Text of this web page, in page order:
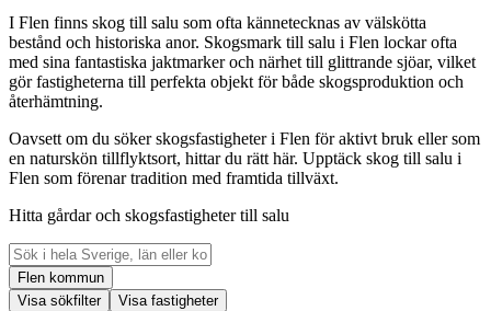
I Flen finns skog till salu som ofta kännetecknas av välskötta
bestånd och historiska anor. Skogsmark till salu i Flen lockar ofta
med sina fantastiska jaktmarker och närhet till glittrande sjöar, vilket
gör fastigheterna till perfekta objekt för både skogsproduktion och
återhämtning.
Oavsett om du söker skogsfastigheter i Flen för aktivt bruk eller som
en naturskön tillflyktsort, hittar du rätt här. Upptäck skog till salu i
Flen som förenar tradition med framtida tillväxt.
Hitta gårdar och skogsfastigheter till salu
Flen kommun
Visa sökfilter
Visa fastigheter